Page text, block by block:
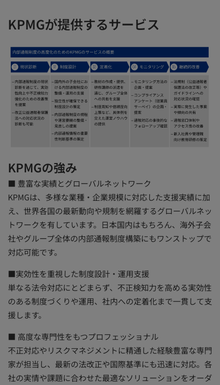
KPMGが提供するサービス
KPMGの強み
■ 豊富な実績とグローバルネットワーク
KPMGは、多様な業種・企業規模に対応した支援実績に加
え、世界各国の最新動向や規制を網羅するグローバルネッ
トワークを有しています。日本国内はもちろん、海外子会
社やグループ全体の内部通報制度構築にもワンストップで
対応可能です。
■実効性を重視した制度設計・運用支援
単なる法令対応にとどまらず、不正検知力を高める実効性
のある制度づくりや運用、社内への定着化まで一貫して支
援します。
■ 高度な専門性をもつプロフェッショナル
不正対応やリスクマネジメントに精通した経験豊富な専門
家が担当し、最新の法改正や国際基準にも迅速に対応。各
社の実情や課題に合わせた最適なソリューションをオーダ